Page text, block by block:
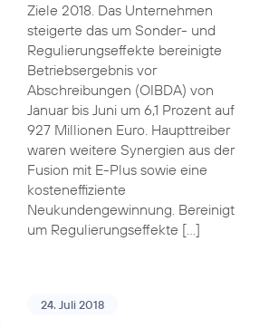
Ziele 2018. Das Unternehmen
steigerte das um Sonder- und
Regulierungseffekte bereinigte
Betriebsergebnis vor
Abschreibungen (OIBDA) von
Januar bis Juni um 6,1 Prozent auf
927 Millionen Euro. Haupttreiber
waren weitere Synergien aus der
Fusion mit E-Plus sowie eine
kosteneffiziente
Neukundengewinnung. Bereinigt
um Regulierungseffekte […]
24. Juli 2018